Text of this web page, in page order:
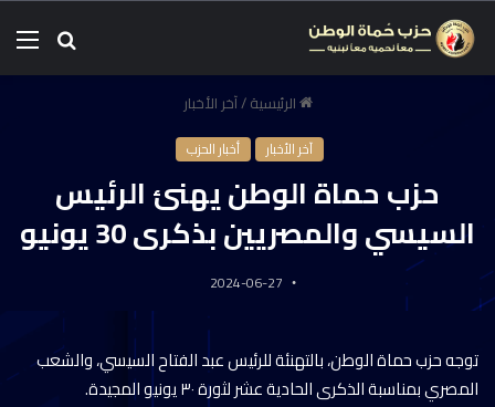
الرئيسية/آخر الأخبار
آخر الأخبار أخبار الحزب
حزب حماة الوطن يهنئ الرئيس
السيسي والمصريين بذكرى 30 يونيو
2024-06-27
توجه حزب حماة الوطن، بالتهنئة للرئيس عبد الفتاح السيسي، والشعب
المصري بمناسبة الذكرى الحادية عشر لثورة ٣٠ يونيو المجيدة.